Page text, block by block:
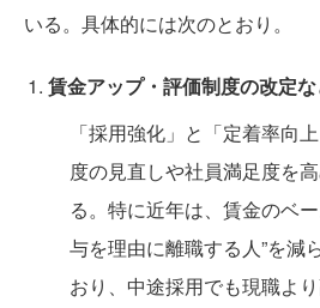
いる。具体的には次のとおり。
賃金アップ・評価制度の改定
「採用強化」と「定着率向
度の見直しや社員満足度を
る。特に近年は、賃金のベ
与を理由に離職する人”を減
おり、中途採用でも現職よ